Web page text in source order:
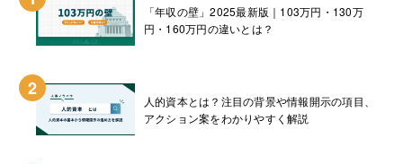
「年収の壁」2025最新版｜103万円・130万
円・160万円の違いとは？
2
人的資本とは？注目の背景や情報開示の項目、
アクション案をわかりやすく解説